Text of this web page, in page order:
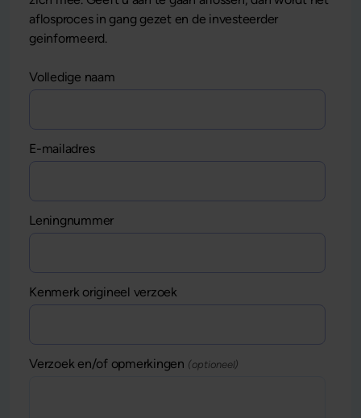
aflosproces in gang gezet en de investeerder
geinformeerd.
Volledige naam
E-mailadres
Leningnummer
Kenmerk origineel verzoek
Verzoek en/of opmerkingen (optioneel)